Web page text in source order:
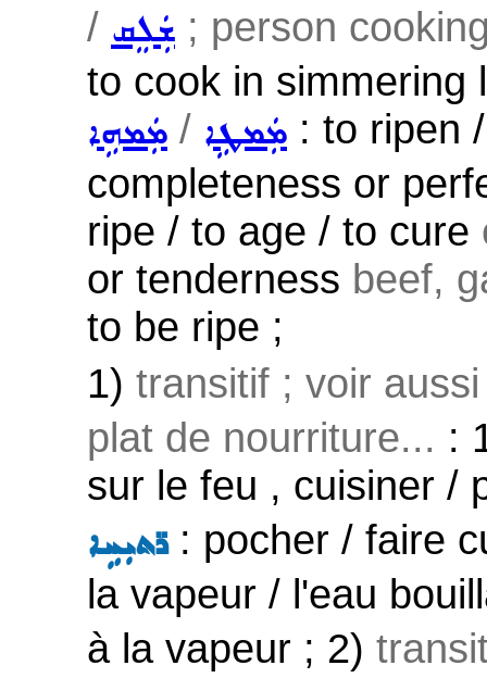
/ ܫܲܠܸܩ ; person
to cook in
ܡܲܡܗܹܐ / ܡܲܡܛܹܐ : to ripen
completeness or
ripe / to age / to cure
or tenderness beef,
to be ripe ;
1) transitif ; voir
plat de nourriture... :
sur le feu , cuisiner /
ܪ̈ܬܝܼܚܹܐ: pocher / faire
la vapeur / l'eau
à la vapeur ; 2)